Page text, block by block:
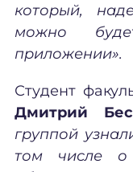
который,
можно
приложении».
Студент
Дмитрий
группой
том числе о